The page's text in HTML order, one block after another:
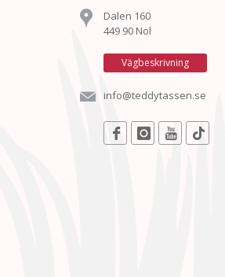
Dalen 160
449 90 Nol
Vägbeskrivning
info@teddytassen.se